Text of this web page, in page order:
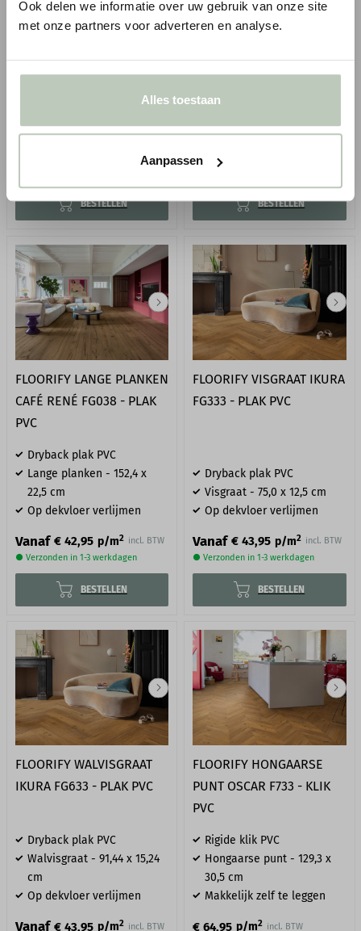
Ook delen we informatie over uw gebruik van onze site
met onze partners voor adverteren en analyse.
Alles toestaan
Aanpassen
FLOORIFY LANGE PLANKEN
COHIBA FG021 - PLAK PVC
Op dekvloer verlijmen
incl. BTW
BESTELLEN
FLOORIFY LANGE PLANKEN
EIVISSA FG033 - PLAK PVC
22,5 cm
Op dekvloer verlijmen
Vanaf
BESTELLEN
FLOORIFY LANGE PLANKEN
CAFÉ RENÉ FG038 - PLAK
PVC
Dryback plak PVC
Lange planken - 152,4 x
22,5 cm
Op dekvloer verlijmen
Vanaf € 42,95 p/m2 incl. BTW
● Verzonden in 1-3 werkdagen
BESTELLEN
FLOORIFY VISGRAAT IKURA
FG333 - PLAK PVC
Dryback plak PVC
Visgraat - 75,0 x 12,5 cm
Op dekvloer verlijmen
Vanaf € 43,95 p/m2 incl. BTW
● Verzonden in 1-3 werkdagen
BESTELLEN
FLOORIFY WALVISGRAAT
IKURA FG633 - PLAK PVC
Dryback plak PVC
Walvisgraat - 91,44 x 15,24
cm
Op dekvloer verlijmen
Vanaf € 43,95 p/m2 incl. BTW
FLOORIFY HONGAARSE
PUNT OSCAR F733 - KLIK
PVC
Rigide klik PVC
Hongaarse punt - 129,3 x
30,5 cm
Makkelijk zelf te leggen
€ 64,95 p/m2 incl. BTW